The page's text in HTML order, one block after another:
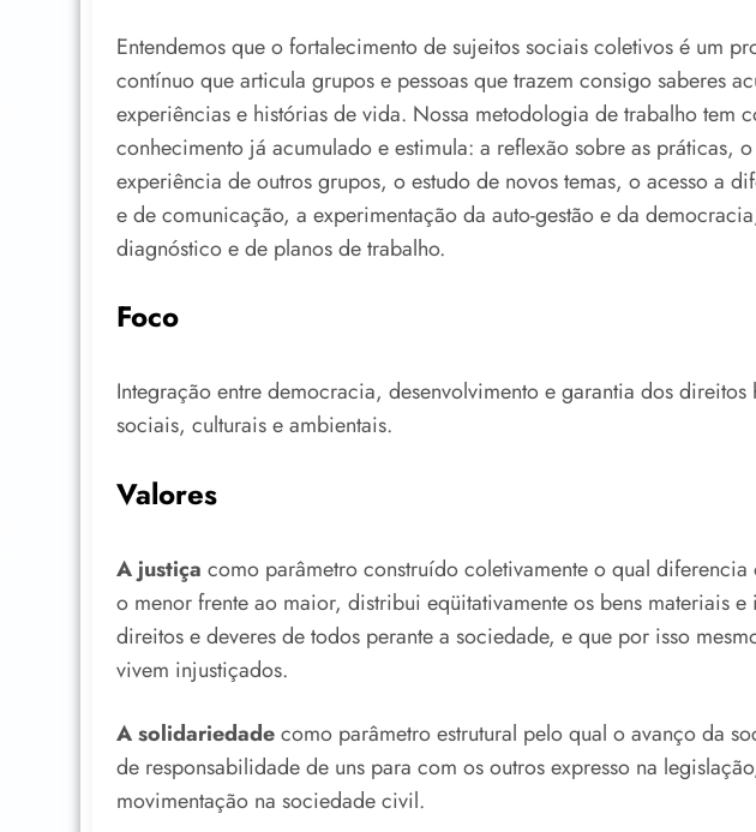
Entendemos que o fortalecimento de sujeitos sociais coletivos é um
contínuo que articula grupos e pessoas que trazem consigo saberes
experiências e histórias de vida. Nossa metodologia de trabalho tem
conhecimento já acumulado e estimula: a reflexão sobre as práticas,
experiência de outros grupos, o estudo de novos temas, o acesso a
e de comunicação, a experimentação da auto-gestão e da
diagnóstico e de planos de trabalho.
Foco
Integração entre democracia, desenvolvimento e garantia dos
sociais, culturais e ambientais.
Valores
A justiça como parâmetro construído coletivamente o qual
o menor frente ao maior, distribui eqüitativamente os bens materiais
direitos e deveres de todos perante a sociedade, e que por isso
vivem injustiçados.
A solidariedadecomo parâmetro estrutural pelo qual o avanço da
de responsabilidade de uns para com os outros expresso na
movimentação na sociedade civil.